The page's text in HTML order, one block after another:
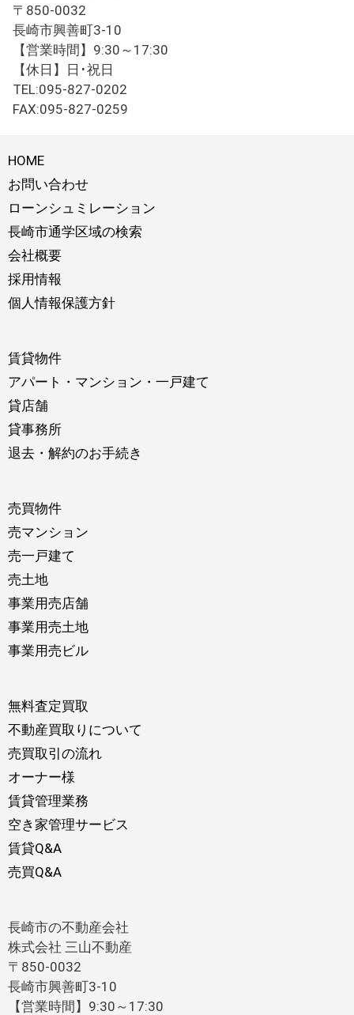
〒850-0032
長崎市興善町3-10
【営業時間】9:30～17:30
【休日】日･祝日
TEL:095-827-0202
FAX:095-827-0259
HOME
お問い合わせ
ローンシュミレーション
長崎市通学区域の検索
会社概要
採用情報
個人情報保護方針
賃貸物件
アパート・マンション・一戸建て
貸店舗
貸事務所
退去・解約のお手続き
売買物件
売マンション
売一戸建て
売土地
事業用売店舗
事業用売土地
事業用売ビル
無料査定買取
不動産買取りについて
売買取引の流れ
オーナー様
賃貸管理業務
空き家管理サービス
賃貸Q&A
売買Q&A
長崎市の不動産会社
株式会社 三山不動産
〒850-0032
長崎市興善町3-10
【営業時間】9:30～17:30